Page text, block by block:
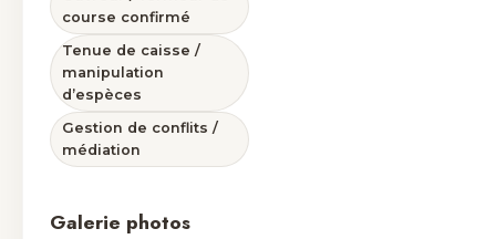
course confirmé
Tenue de caisse /
manipulation
d’espèces
Gestion de conflits /
médiation
Galerie photos